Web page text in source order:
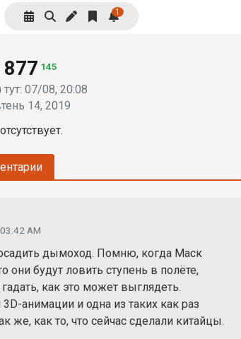
1
145
07/08, 20:08
14, 2019
AM
дымоход. Помню, когда Маск
они будут ловить ступень в полёте,
как это может выглядеть.
анимации и одна из таких как раз
же, как то, что сейчас сделали китайцы.